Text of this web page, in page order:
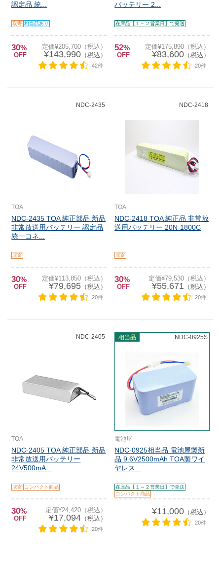
認定品 統...
取寄 相当品あり
30%
OFF
定価¥205,700（税込）
¥143,990（税込）
42件
バッテリー 2...
在庫品【１～２営業日】で発送
52%
OFF
定価¥175,890（税込）
¥83,600（税込）
20件
NDC-2435
TOA
NDC-2435 TOA 純正部品 新品
非常放送用バッテリー 認定品
統一コネ...
取寄
30%
OFF
定価¥113,850（税込）
¥79,695（税込）
20件
NDC-2418
TOA
NDC-2418 TOA 純正品 非常放
送用バッテリー 20N-1800C
取寄
30%
OFF
定価¥79,530（税込）
¥55,671 （税込）
20件
NDC-2405
TOA
NDC-2405 TOA 純正部品 新品
非常放送用バッテリー
24V500mA...
取寄 コンパクト商品
30%
OFF
定価¥24,420（税込）
¥17,094（税込）
20件
相当品 NDC-0925S
電池屋
NDC-0925相当品 電池屋製新
品 9.6V2500mAh TOA製ワイ
ヤレス...
在庫品【１～２営業日】で発送
コンパクト商品
¥11,000（税込）
20件